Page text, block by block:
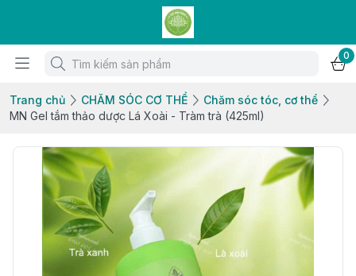
0
Trang chủ CHĂM SÓC CƠ THỂ
Chăm sóc tóc, cơ thể
MN Gel tắm thảo dược Lá Xoài - Tràm trà (425ml)